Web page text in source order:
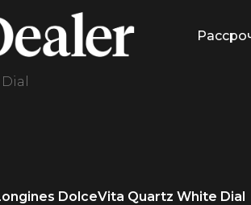
DolceVita Quartz White Dial